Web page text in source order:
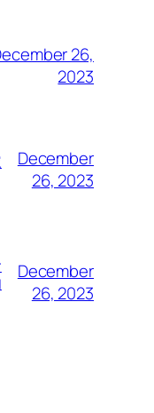
26,
2023
December
26, 2023
December
26, 2023